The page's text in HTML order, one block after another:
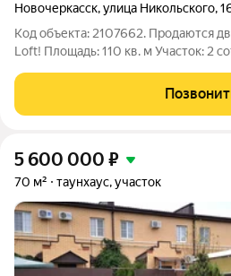
Новочеркасск,улица Никольского,
Код объекта: 2107662. Продаются
Loft! Площадь: 110 кв. м Участок: 2
адрес, коммуникации и земля!
Подходит любой вид
5 600 000 ₽
70 м² таунхаус, участок